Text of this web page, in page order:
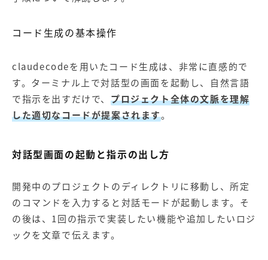
コード生成の基本操作
claudecodeを用いたコード生成は、非常に直感的で
す。ターミナル上で対話型の画面を起動し、自然言語
で指示を出すだけで、 プロジェクト全体の文脈を理解
した適切なコードが提案されます。
対話型画面の起動と指示の出し方
開発中のプロジェクトのディレクトリに移動し、所定
のコマンドを入力すると対話モードが起動します。そ
の後は、1回の指示で実装したい機能や追加したいロジ
ックを文章で伝えます。